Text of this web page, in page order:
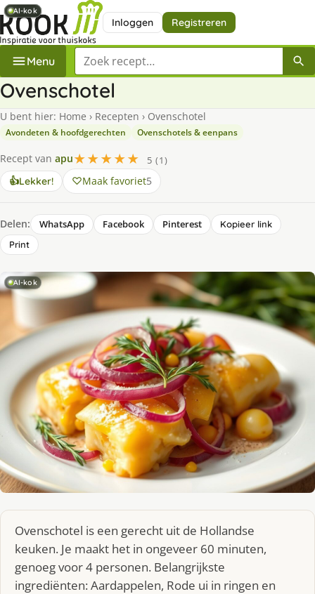
Inloggen Registreren
Menu Zoek een recept
Ovenschotel
U bent hier: Home › Recepten › Ovenschotel
Avondeten & hoofdgerechten Ovenschotels & eenpans
Recept van apu★★★★★
5 (1)
👍Lekker! Maak favoriet5
Delen: WhatsApp Facebook Pinterest
Kopieer link
Print
AI-kok
Ovenschotel is een gerecht uit de Hollandse
keuken. Je maakt het in ongeveer 60 minuten,
genoeg voor 4 personen. Belangrijkste
ingrediënten: Aardappelen, Rode ui in ringen en
AI-kok
AI-kok
AI-kok